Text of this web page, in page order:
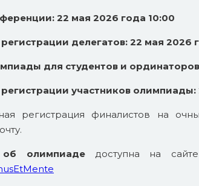
22 мая 2026 года 10:00
делегатов: 22 мая 2026
для студентов и
участников олимпиады:
регистрация финалистов на
об олимпиадедоступна на